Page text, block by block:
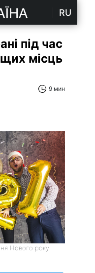
RU
під час
місць
9 мин
Нового року